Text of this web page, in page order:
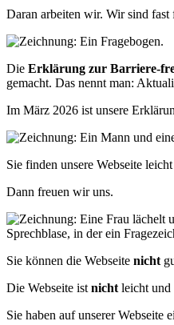
Daran arbeiten wir. Wir sind fast
Die Erklärung zur Barriere-
gemacht. Das nennt man:
Im März 2026 ist unsere
Sie finden unsere Webseite
Dann freuen wir uns.
Sie können die Webseite nicht
Die Webseite ist nicht leicht und
Sie haben auf unserer Webseite